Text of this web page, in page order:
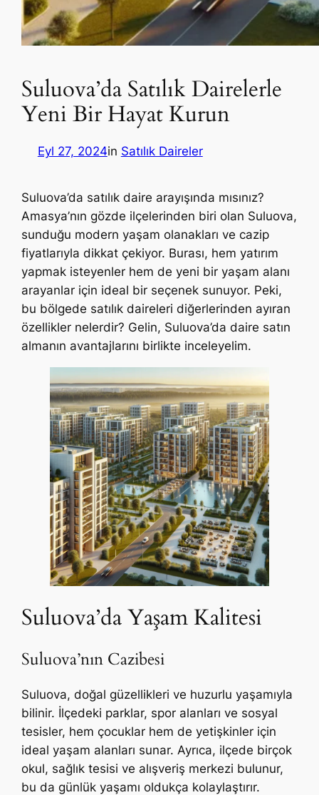
Suluova’da Satılık Dairelerle
Yeni Bir Hayat Kurun
Eyl 27, 2024in Satılık Daireler
Suluova’da satılık daire arayışında mısınız?
Amasya’nın gözde ilçelerinden biri olan Suluova,
sunduğu modern yaşam olanakları ve cazip
fiyatlarıyla dikkat çekiyor. Burası, hem yatırım
yapmak isteyenler hem de yeni bir yaşam alanı
arayanlar için ideal bir seçenek sunuyor. Peki,
bu bölgede satılık daireleri diğerlerinden ayıran
özellikler nelerdir? Gelin, Suluova’da daire satın
almanın avantajlarını birlikte inceleyelim.
Suluova’da Yaşam Kalitesi
Suluova’nın Cazibesi
Suluova, doğal güzellikleri ve huzurlu yaşamıyla
bilinir. İlçedeki parklar, spor alanları ve sosyal
tesisler, hem çocuklar hem de yetişkinler için
ideal yaşam alanları sunar. Ayrıca, ilçede birçok
okul, sağlık tesisi ve alışveriş merkezi bulunur,
bu da günlük yaşamı oldukça kolaylaştırır.